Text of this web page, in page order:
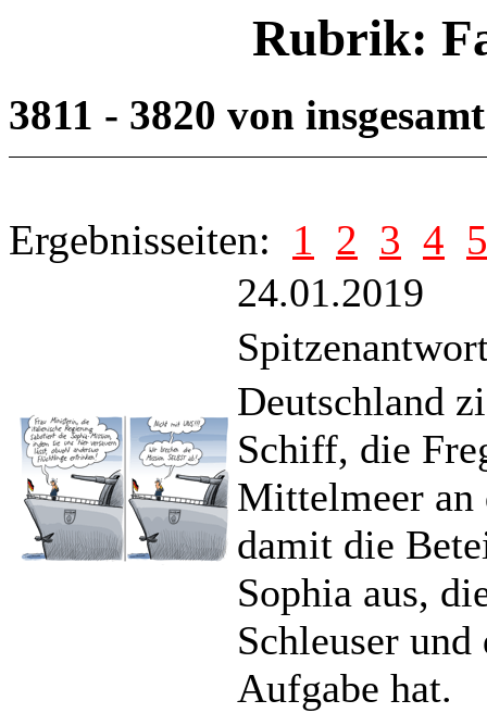
Rubrik:
3811 - 3820 von
Ergebnisseiten: 1 2 3 4 5
24.01.2019
Deutschland
Schiff, die
Mittelmeer an
damit die
Sophia aus,
Schleuser
Aufgabe hat.